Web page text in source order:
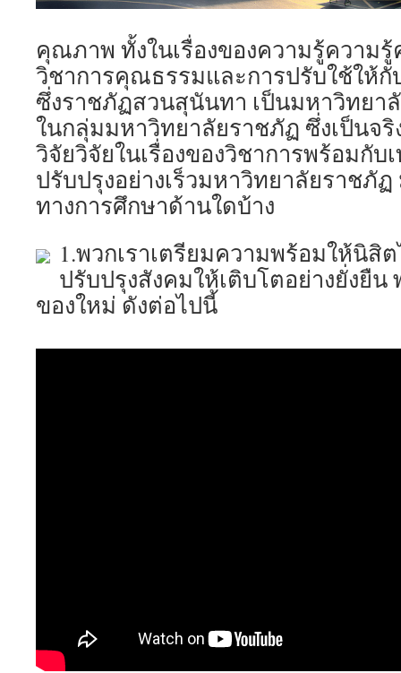
คุณภาพ ทั้งในเรื่องของความรู้ความรู้
วิชาการคุณธรรมและการปรับใช้ให้
ซึ่งราชภัฏสวนสุนันทา เป็นมหาวิทยา
ในกลุ่มมหาวิทยาลัยราชภัฏ ซึ่งเป็นจริ
วิจัยวิจัยในเรื่องของวิชาการพร้อมกั
ปรับปรุงอย่างเร็วมหาวิทยาลัยราชภั
ทางการศึกษาด้านใดบ้าง
1.พวกเราเตรียมความพร้อมให้นิสิ
ปรับปรุงสังคมให้เติบโตอย่างยั่งยืน
ของใหม่ ดังต่อไปนี้